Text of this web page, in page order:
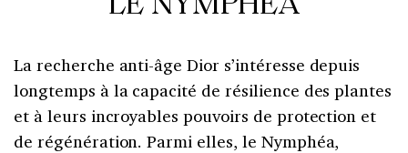
La recherche anti-âge Dior s’intéresse depuis
longtemps à la capacité de résilience des plantes
et à leurs incroyables pouvoirs de protection et
de régénération. Parmi elles, le Nymphéa,